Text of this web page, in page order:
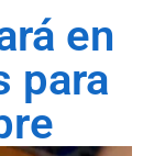
en
para